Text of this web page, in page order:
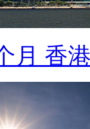
月 香